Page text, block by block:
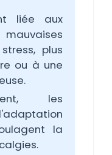
liée aux
plus
ou à une
les
la